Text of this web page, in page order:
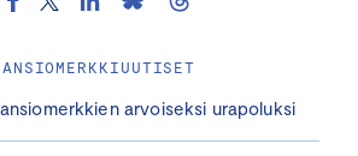
arvoiseksi urapoluksi